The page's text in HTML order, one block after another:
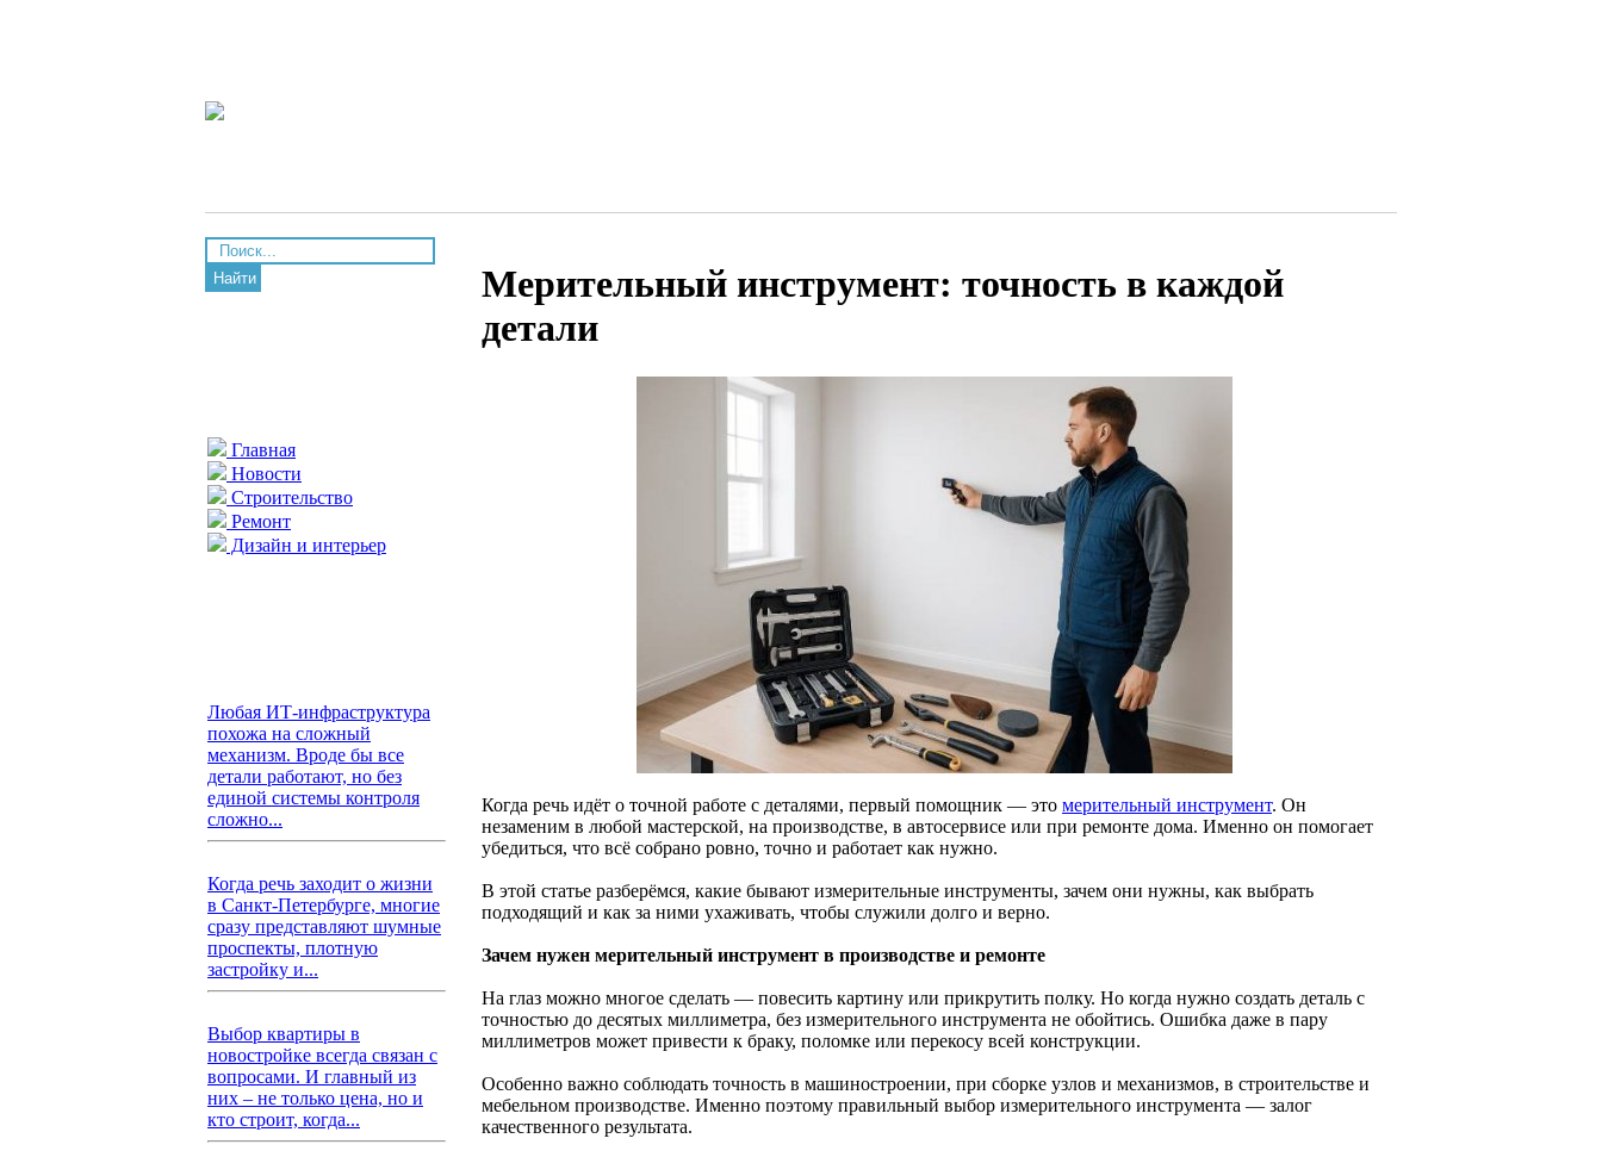
Найти
Главная
Новости
Строительство
Ремонт
Дизайн и интерьер
Любая ИТ-инфраструктура
похожа на сложный
механизм. Вроде бы все
детали работают, но без
единой системы контроля
сложно...
Когда речь заходит о жизни
в Санкт-Петербурге, многие
сразу представляют шумные
проспекты, плотную
застройку и...
Выбор квартиры в
новостройке всегда связан с
вопросами. И главный из
них – не только цена, но и
кто строит, когда...
Мерительный инструмент: точность в каждой
детали
Когда речь идёт о точной работе с деталями, первый помощник — это мерительный инструмент. Он
незаменим в любой мастерской, на производстве, в автосервисе или при ремонте дома. Именно он помогает
убедиться, что всё собрано ровно, точно и работает как нужно.
В этой статье разберёмся, какие бывают измерительные инструменты, зачем они нужны, как выбрать
подходящий и как за ними ухаживать, чтобы служили долго и верно.
Зачем нужен мерительный инструмент в производстве и ремонте
На глаз можно многое сделать — повесить картину или прикрутить полку. Но когда нужно создать деталь с
точностью до десятых миллиметра, без измерительного инструмента не обойтись. Ошибка даже в пару
миллиметров может привести к браку, поломке или перекосу всей конструкции.
Особенно важно соблюдать точность в машиностроении, при сборке узлов и механизмов, в строительстве и
мебельном производстве. Именно поэтому правильный выбор измерительного инструмента — залог
качественного результата.